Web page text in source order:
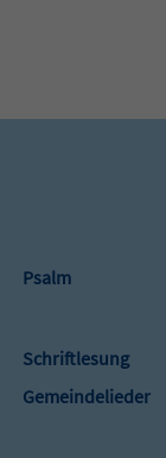
Psalm
Schriftlesung
Gemeindelieder